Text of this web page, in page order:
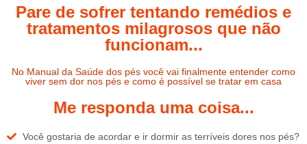
Pare de sofrer tentando remédios e
tratamentos milagrosos que não
funcionam...
No Manual da Saúde dos pés você vai finalmente entender como
viver sem dor nos pés e como é possível se tratar em casa
Me responda uma coisa...
Você gostaria de acordar e ir dormir as terríveis dores nos pés?